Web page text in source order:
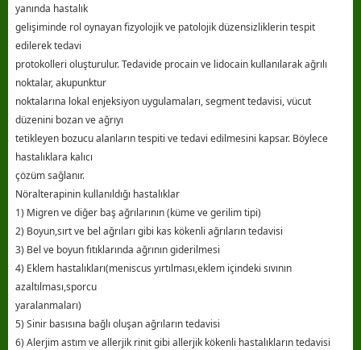
yanında hastalık
gelişiminde rol oynayan fizyolojik ve patolojik düzensizliklerin tespit
edilerek tedavi
protokolleri oluşturulur. Tedavide procain ve lidocain kullanılarak ağrılı
noktalar, akupunktur
noktalarına lokal enjeksiyon uygulamaları, segment tedavisi, vücut
düzenini bozan ve ağrıyı
tetikleyen bozucu alanların tespiti ve tedavi edilmesini kapsar. Böylece
hastalıklara kalıcı
çözüm sağlanır.
Nöralterapinin kullanıldığı hastalıklar
1) Migren ve diğer baş ağrılarının (küme ve gerilim tipi)
2) Boyun,sırt ve bel ağrıları gibi kas kökenli ağrıların tedavisi
3) Bel ve boyun fıtıklarında ağrının giderilmesi
4) Eklem hastalıkları(meniscus yırtılması,eklem içindeki sıvının
azaltılması,sporcu
yaralanmaları)
5) Sinir basısına bağlı oluşan ağrıların tedavisi
6) Alerjim astım ve allerjik rinit gibi allerjik kökenli hastalıkların tedavisi